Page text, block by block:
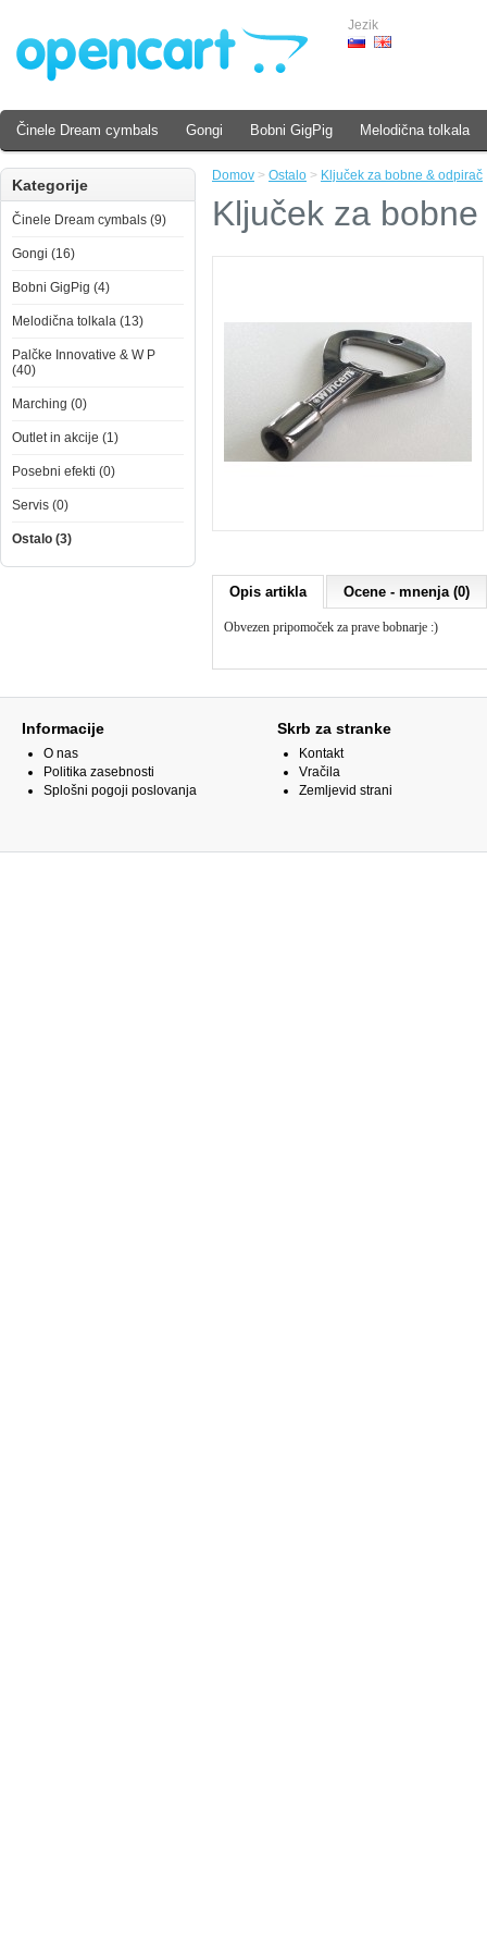
Jezik
Činele Dream cymbals Gongi Bobni GigPig Melodična tolkala
Kategorije
Činele Dream cymbals (9)
Gongi (16)
Bobni GigPig (4)
Melodična tolkala (13)
Palčke Innovative & W P
(40)
Marching (0)
Outlet in akcije (1)
Posebni efekti (0)
Servis (0)
Ostalo (3)
Domov > Ostalo > Ključek za bobne & odpirač
Ključek za
Opis artikla Ocene - mnenja (0)
Obvezen pripomoček za prave bobnarje :)
Informacije
O nas
Politika zasebnosti
Splošni pogoji poslovanja
Skrb za stranke
Kontakt
Vračila
Zemljevid strani